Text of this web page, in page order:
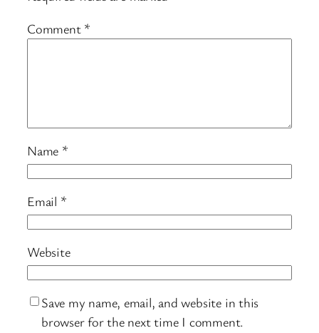
Comment *
Name *
Email *
Website
Save my name, email, and website in this
browser for the next time I comment.